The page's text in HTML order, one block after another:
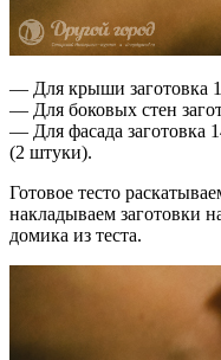
— Для крыши заготовка
— Для боковых стен
— Для фасада заготовка
(2 штуки).
Готовое тесто
накладываем заготовки
домика из теста.